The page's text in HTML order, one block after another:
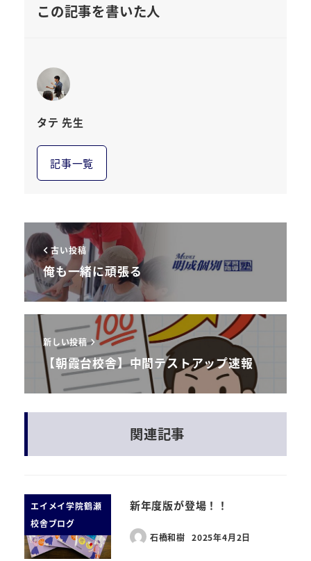
この記事を書いた人
タテ 先生
記事一覧
古い投稿
俺も一緒に頑張る
新しい投稿
【朝霞台校舎】中間テストアップ速報
関連記事
エイメイ学院鶴瀬
校舎ブログ
新年度版が登場！！
石橋和樹 2025年4月2日